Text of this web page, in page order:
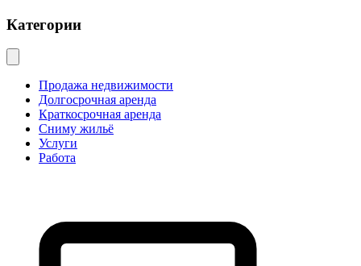
Категории
Продажа недвижимости
Долгосрочная аренда
Краткосрочная аренда
Сниму жильё
Услуги
Работа